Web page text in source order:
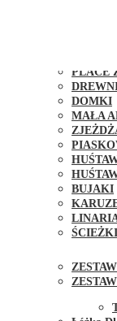
PLACE
DOMKI
MAŁA
BUJAKI